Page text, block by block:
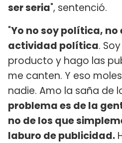
ser seria", sentenció.
"Yo no soy política,
actividad política.
producto y hago las
me canten. Y eso
nadie. Amo la saña de
problema es de la
no de los que
laburo de publicidad.